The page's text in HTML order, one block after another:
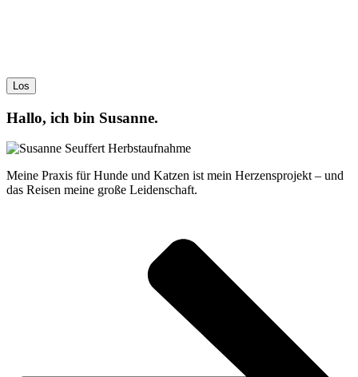
Los
Hallo, ich bin Susanne.
Meine Praxis für Hunde und Katzen ist mein Herzensprojekt – und
das Reisen meine große Leidenschaft.